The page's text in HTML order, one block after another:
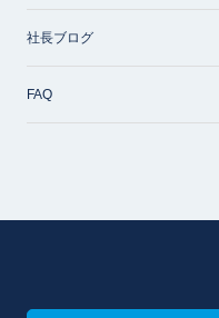
社長ブログ
FAQ